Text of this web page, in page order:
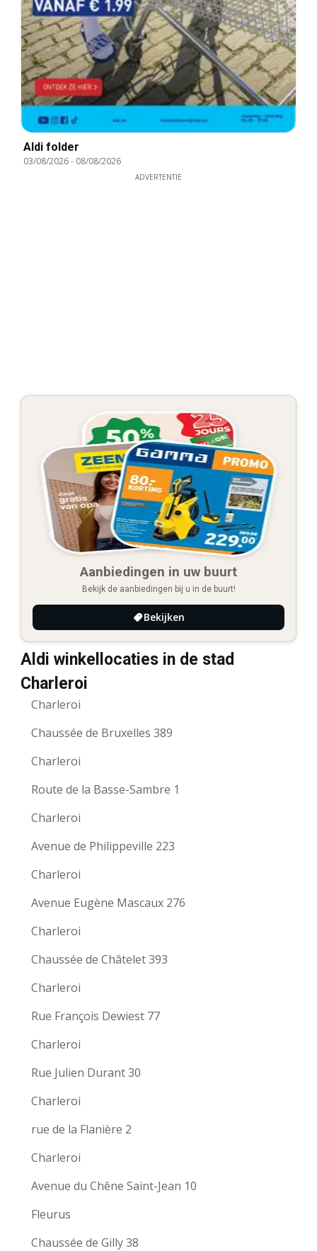
Aldi folder
03/08/2026- 08/08/2026
ADVERTENTIE
Aanbiedingen in uw buurt
Bekijk de aanbiedingen bij u in de buurt!
Bekijken
Aldi winkellocaties in de stad
Charleroi
Charleroi
Chaussée de Bruxelles 389
Charleroi
Route de la Basse-Sambre 1
Charleroi
Avenue de Philippeville 223
Charleroi
Avenue Eugène Mascaux 276
Charleroi
Chaussée de Châtelet 393
Charleroi
Rue François Dewiest 77
Charleroi
Rue Julien Durant 30
Charleroi
rue de la Flanière 2
Charleroi
Avenue du Chêne Saint-Jean 10
Fleurus
Chaussée de Gilly 38